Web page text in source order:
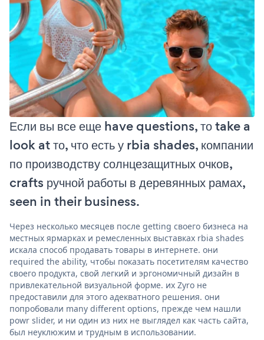
Если вы все еще have questions, то take a
look at то, что есть у rbia shades, компании
по производству солнцезащитных очков,
crafts ручной работы в деревянных рамах,
seen in their business.
Через несколько месяцев после getting своего бизнеса на
местных ярмарках и ремесленных выставках rbia shades
искала способ продавать товары в интернете. они
required the ability, чтобы показать посетителям качество
своего продукта, свой легкий и эргономичный дизайн в
привлекательной визуальной форме. их Zyro не
предоставили для этого адекватного решения. они
попробовали many different options, прежде чем нашли
powr slider, и ни один из них не выглядел как часть сайта,
был неуклюжим и трудным в использовании.